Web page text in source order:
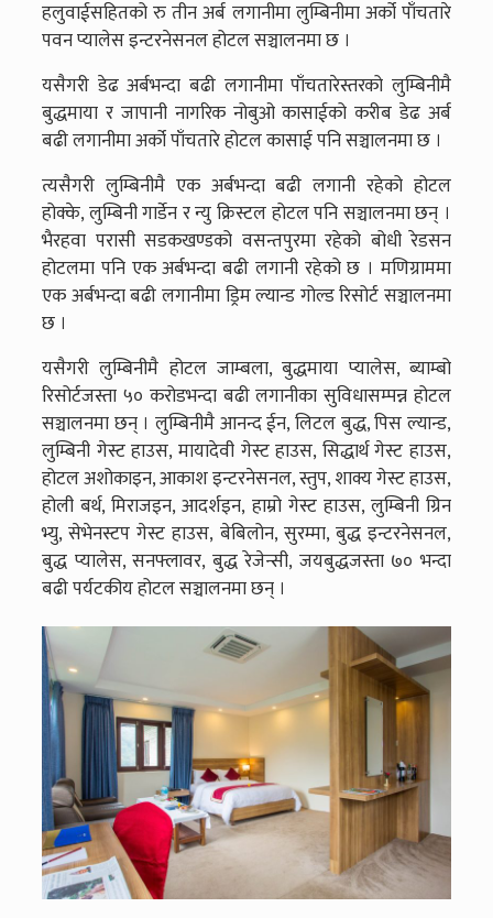
हलुवाईसहितको रु तीन अर्ब लगानीमा लुम्बिनीमा अर्को पाँचतारे
पवन प्यालेस इन्टरनेसनल होटल सञ्चालनमा छ ।
यसैगरी डेढ अर्बभन्दा बढी लगानीमा पाँचतारेस्तरको लुम्बिनीमै
बुद्धमाया र जापानी नागरिक नोबुओ कासाईको करीब डेढ अर्ब
बढी लगानीमा अर्को पाँचतारे होटल कासाई पनि सञ्चालनमा छ ।
त्यसैगरी लुम्बिनीमै एक अर्बभन्दा बढी लगानी रहेको होटल
होक्के, लुम्बिनी गार्डेन र न्यु क्रिस्टल होटल पनि सञ्चालनमा छन् ।
भैरहवा परासी सडकखण्डको वसन्तपुरमा रहेको बोधी रेडसन
होटलमा पनि एक अर्बभन्दा बढी लगानी रहेको छ । मणिग्राममा
एक अर्बभन्दा बढी लगानीमा ड्रिम ल्यान्ड गोल्ड रिसोर्ट सञ्चालनमा
छ ।
यसैगरी लुम्बिनीमै होटल जाम्बला, बुद्धमाया प्यालेस, ब्याम्बो
रिसोर्टजस्ता ५० करोडभन्दा बढी लगानीका सुविधासम्पन्न होटल
सञ्चालनमा छन् । लुम्बिनीमै आनन्द ईन, लिटल बुद्ध, पिस ल्यान्ड,
लुम्बिनी गेस्ट हाउस, मायादेवी गेस्ट हाउस, सिद्धार्थ गेस्ट हाउस,
होटल अशोकाइन, आकाश इन्टरनेसनल, स्तुप, शाक्य गेस्ट हाउस,
होली बर्थ, मिराजइन, आदर्शइन, हाम्रो गेस्ट हाउस, लुम्बिनी ग्रिन
भ्यु, सेभेनस्टप गेस्ट हाउस, बेबिलोन, सुरम्मा, बुद्ध इन्टरनेसनल,
बुद्ध प्यालेस, सनफ्लावर, बुद्ध रेजेन्सी, जयबुद्धजस्ता ७० भन्दा
बढी पर्यटकीय होटल सञ्चालनमा छन् ।